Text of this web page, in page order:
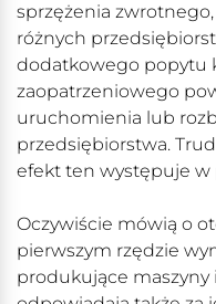
sprzężenia
różnych
dodatkowego popytu
zaopatrzeniowego
uruchomienia lub
przedsiębiorstwa.
efekt ten występuje w
Oczywiście mówią o
pierwszym rzędzie
produkujące maszyny